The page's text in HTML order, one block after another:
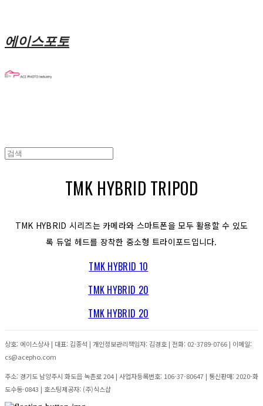
에이스포토
TMK HYBRID TRIPOD
TMK HYBRID 시리즈는 카메라와 스마트폰을 모두 활용할 수 있도
록 듀얼 헤드를 장착한 중소형 트라이포드입니다.
TMK HYBRID 10
TMK HYBRID 20
TMK HYBRID 20
상호: 에이스상사 | 대표: 김종석 | 개인정보관리책임자: 김경호 | 전화: 02-3789-0766 | 이메일:
cs@acepho.com
주소: 경기도 남양주시 화도읍 녹촌로 204 | 사업자등록번호: 106-37-80647 | 통신판매:2020-화
도수동-0843 | 호스팅제공자: (주)식스샵